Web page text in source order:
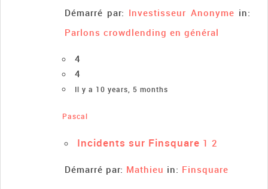
Démarré par: Investisseur Anonyme in:
Parlons crowdlending en général
4
4
Il y a 10 years, 5 months
Pascal
Incidents sur Finsquare 1 2
Démarré par: Mathieu in: Finsquare